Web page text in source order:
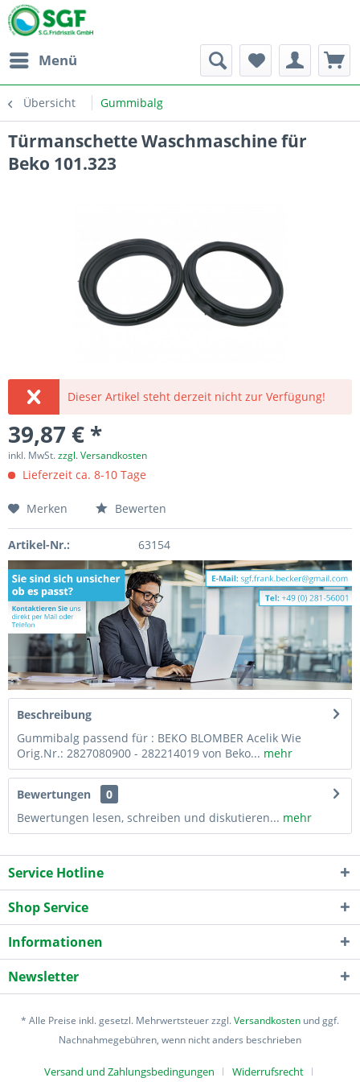
Menü
Übersicht Gummibalg
Türmanschette Waschmaschine für
Beko 101.323
Dieser Artikel steht derzeit nicht zur Verfügung!
39,87 € *
inkl. MwSt.zzgl. Versandkosten
Lieferzeit ca. 8-10 Tage
Merken Bewerten
Artikel-Nr.: 63154
Beschreibung
Gummibalg passend für : BEKO BLOMBER Acelik Wie
Orig.Nr.: 2827080900 - 282214019 von Beko... mehr
Bewertungen
0
Bewertungen lesen, schreiben und diskutieren... mehr
Service Hotline
Shop Service
Informationen
Newsletter
* Alle Preise inkl. gesetzl. Mehrwertsteuer zzgl.Versandkosten und ggf.
Nachnahmegebühren, wenn nicht anders beschrieben
Versand und Zahlungsbedingungen Widerrufsrecht